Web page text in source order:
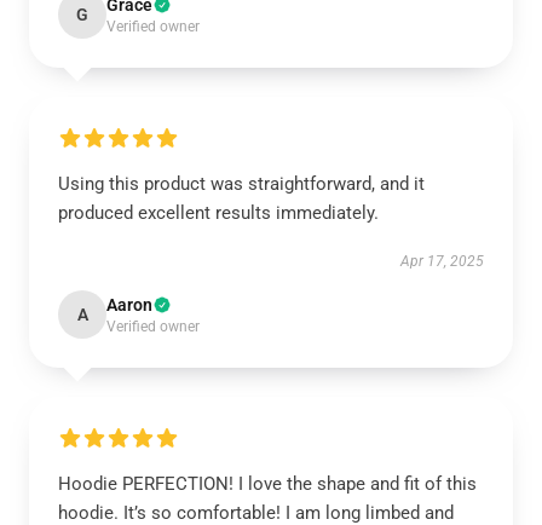
G Grace
Verified owner
Using this product was straightforward, and it
produced excellent results immediately.
Apr 17, 2025
A Aaron
Verified owner
Hoodie PERFECTION! I love the shape and fit of this
hoodie. It’s so comfortable! I am long limbed and